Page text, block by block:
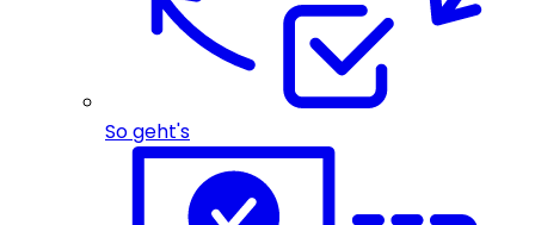
So geht's